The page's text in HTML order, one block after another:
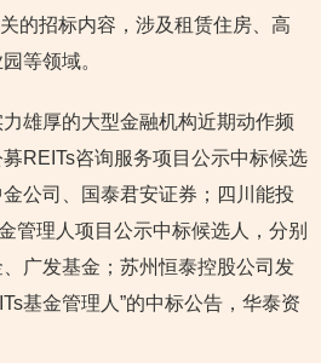
的招标内容，涉及租赁住房、高
等领域。
雄厚的大型金融机构近期动作频
REITs咨询服务项目公示中标候选
公司、国泰君安证券；四川能投
管理人项目公示中标候选人，分别
广发基金；苏州恒泰控股公司发
基金管理人”的中标公告，华泰资